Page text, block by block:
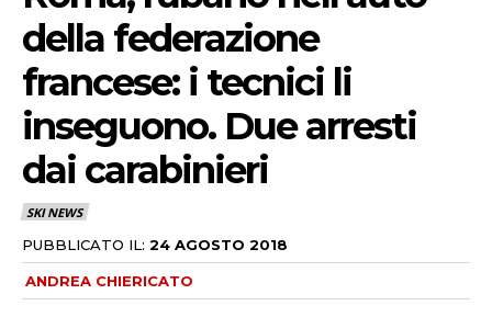
della federazione
francese: i tecnici li
inseguono. Due arresti
dai carabinieri
SKI NEWS
PUBBLICATO IL: 24 AGOSTO 2018
ANDREA CHIERICATO